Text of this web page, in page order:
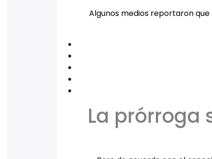
Algunos medios reportaron
La prórroga